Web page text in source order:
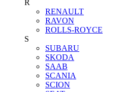
R
RENAULT
RAVON
ROLLS-ROYCE
S
SUBARU
SKODA
SAAB
SCANIA
SCION